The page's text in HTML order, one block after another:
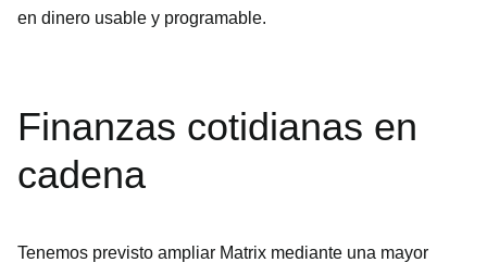
en dinero usable y programable.
Finanzas cotidianas en
cadena
Tenemos previsto ampliar Matrix mediante una mayor